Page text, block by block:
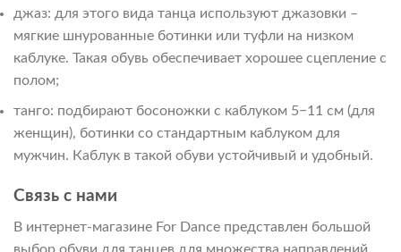
джаз: для этого вида танца используют джазовки –
мягкие шнурованные ботинки или туфли на низком
каблуке. Такая обувь обеспечивает хорошее сцепление с
полом;
танго: подбирают босоножки с каблуком 5−11 см (для
женщин), ботинки со стандартным каблуком для
мужчин. Каблук в такой обуви устойчивый и удобный.
Связь с нами
В интернет-магазине For Dance представлен большой
выбор обуви для танцев для множества направлений.